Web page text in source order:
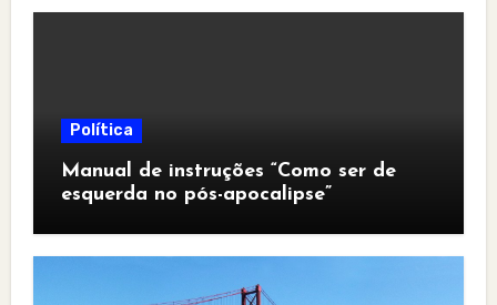
Política
Manual de instruções “Como ser de
esquerda no pós-apocalipse”